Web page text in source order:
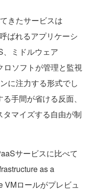
きたサービスは
ばれるアプリケーシ
、ミドルウェア
ロソフトが管理と監視
に注力する形式でし
手間が省ける反面、
マイズする自由が制
サービスに比べて
as a
VMロールがプレビュ